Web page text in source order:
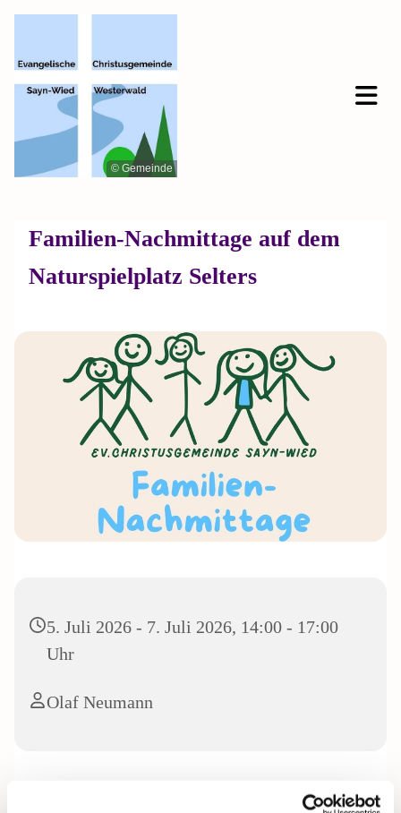
© Gemeinde
Familien-Nachmittage auf dem
Naturspielplatz Selters
5. Juli 2026 - 7. Juli 2026, 14:00 - 17:00
Uhr
Olaf Neumann
Familiennachmittage auf Spielplätzen von 14:00 bis 17:00